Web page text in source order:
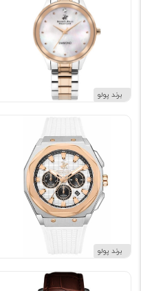
برند پولو
برند پولو